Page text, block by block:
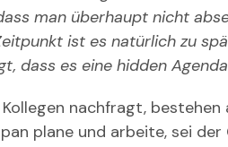
man überhaupt nicht
ist es natürlich zu
dass es eine hidden
nachfragt,
plane und arbeite, sei